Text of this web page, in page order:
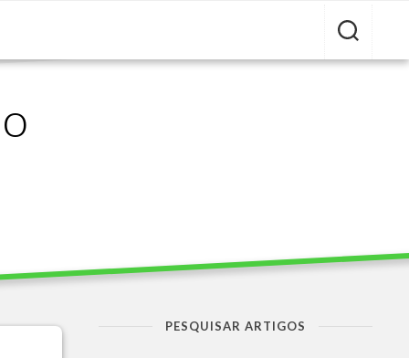
PESQUISAR ARTIGOS